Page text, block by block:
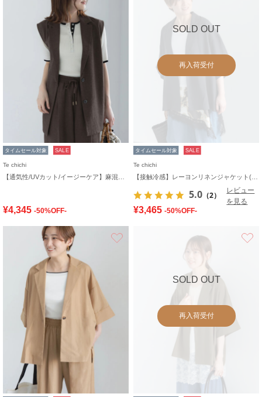
タイムセール対象 SALE
Te chichi
¥4,345 -50%OFF-
SOLD OUT
再入荷受付
タイムセール対象 SALE
Te chichi
5.0 （2）
レビュー
を見る
¥3,465 -50%OFF-
SOLD OUT
再入荷受付